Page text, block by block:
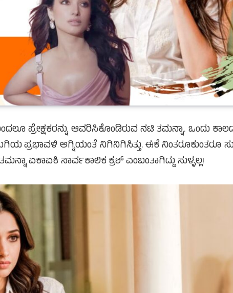
ಪ್ರೇಕ್ಷಕರನ್ನು ಆವರಿಸಿಕೊಂಡಿರುವ ನಟಿ ತಮನ್ನಾ. ಒಂದು
ಪ್ರಭಾವಳಿ ಅಗ್ನಿಯಂತೆ ನಿಗಿನಿಗಿಸಿತ್ತು. ಈಕೆ ನಿಂತರೂಕುಂತರೂ
ಏಕಾಏಕಿ ಸಾರ್ವಕಾಲಿಕ ಕ್ರಶ್ ಎಂಬಂತಾಗಿದ್ದು ಸುಳ್ಳಲ್ಲ!